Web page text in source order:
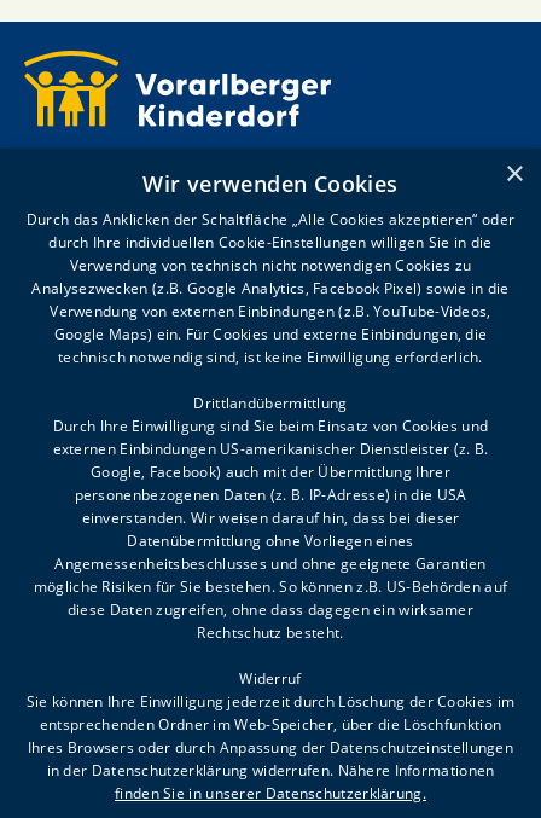
6900 Bregenz
T +43 5574 4992-0
willkommen@voki.at
Sommeröffnungszeiten:
MO-DO 8.00-12.00, 13.00-16.00
FR 8.00-12.00
FAQ
Impressum
ES LIEGT AN UNS ALLEN,
WAS AUS KINDERN WIRD.
×
Wir verwenden Cookies
Durch das Anklicken der Schaltfläche „Alle Cookies akzeptieren“ oder
durch Ihre individuellen Cookie-Einstellungen willigen Sie in die
Verwendung von technisch nicht notwendigen Cookies zu
Analysezwecken (z.B. Google Analytics, Facebook Pixel) sowie in die
Verwendung von externen Einbindungen (z.B. YouTube-Videos,
Google Maps) ein. Für Cookies und externe Einbindungen, die
technisch notwendig sind, ist keine Einwilligung erforderlich.
Drittlandübermittlung
Durch Ihre Einwilligung sind Sie beim Einsatz von Cookies und
externen Einbindungen US-amerikanischer Dienstleister (z. B.
Google, Facebook) auch mit der Übermittlung Ihrer
personenbezogenen Daten (z. B. IP-Adresse) in die USA
einverstanden. Wir weisen darauf hin, dass bei dieser
Datenübermittlung ohne Vorliegen eines
Angemessenheitsbeschlusses und ohne geeignete Garantien
mögliche Risiken für Sie bestehen. So können z.B. US-Behörden auf
diese Daten zugreifen, ohne dass dagegen ein wirksamer
Rechtschutz besteht.
Widerruf
Sie können Ihre Einwilligung jederzeit durch Löschung der Cookies im
entsprechenden Ordner im Web-Speicher, über die Löschfunktion
Ihres Browsers oder durch Anpassung der Datenschutzeinstellungen
in der Datenschutzerklärung widerrufen. Nähere Informationen
finden Sie in unserer Datenschutzerklärung.